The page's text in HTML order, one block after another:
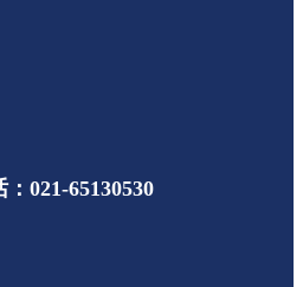
021-65130530